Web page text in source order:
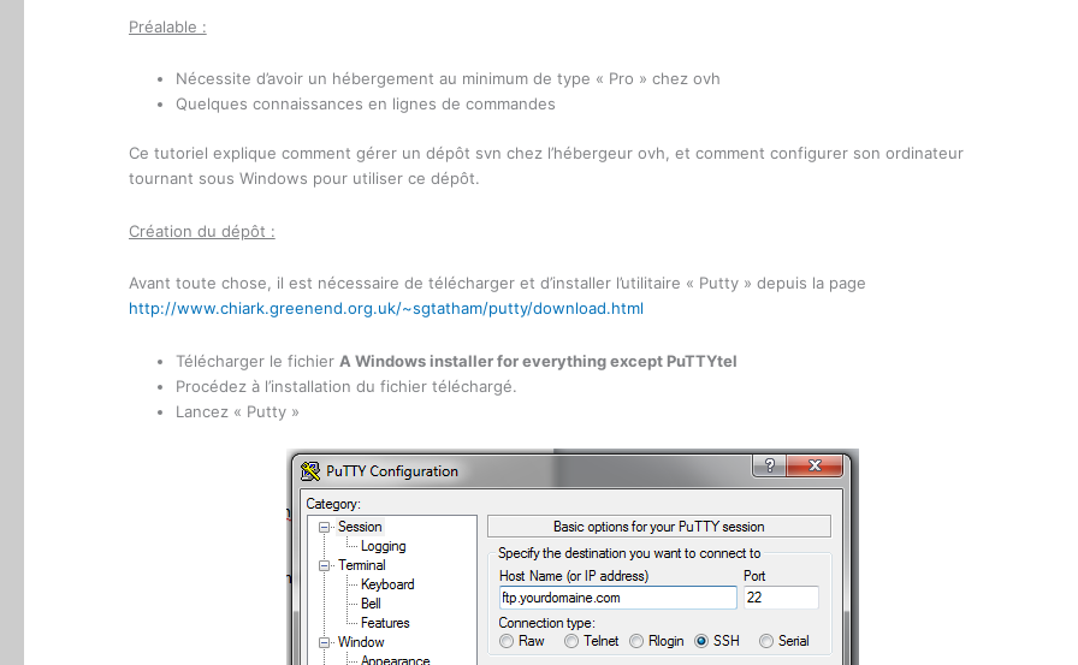
Préalable :
Nécessite d’avoir un hébergement au minimum de type « Pro » chez ovh
Quelques connaissances en lignes de commandes
Ce tutoriel explique comment gérer un dépôt svn chez l’hébergeur ovh, et comment configurer son ordinateur
tournant sous Windows pour utiliser ce dépôt.
Création du dépôt :
Avant toute chose, il est nécessaire de télécharger et d’installer l’utilitaire « Putty » depuis la page
http://www.chiark.greenend.org.uk/~sgtatham/putty/download.html
Télécharger le fichier A Windows installer for everything except PuTTYtel
Procédez à l’installation du fichier téléchargé.
Lancez « Putty »